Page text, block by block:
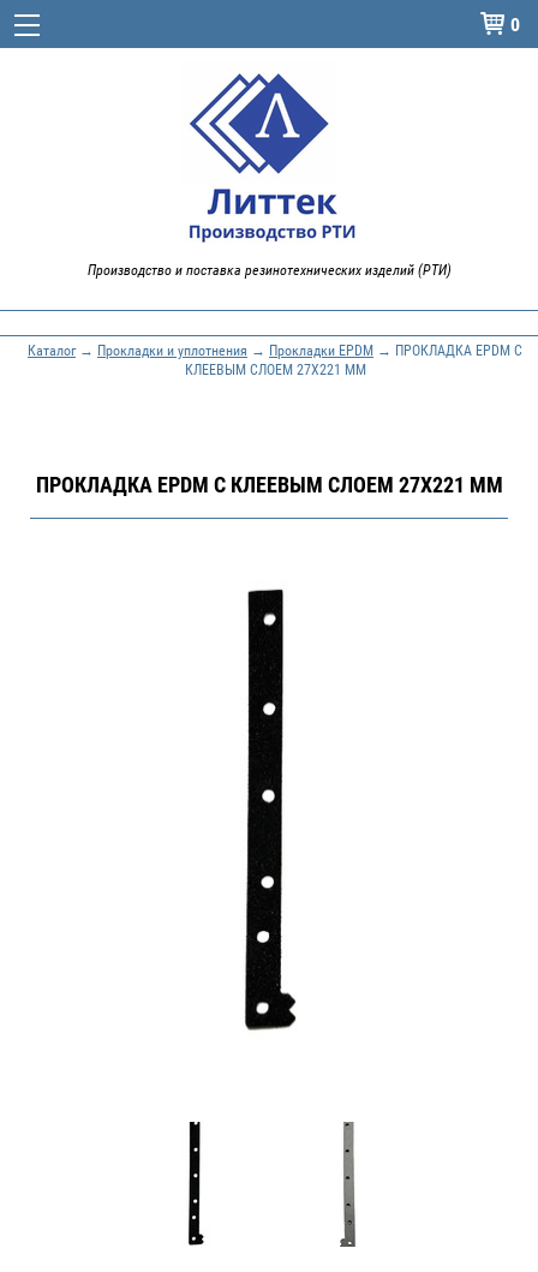
 0
Производство и поставка резинотехнических изделий (РТИ)
Каталог→ Прокладки и уплотнения → Прокладки EPDM → ПРОКЛАДКА EPDM С
КЛЕЕВЫМ СЛОЕМ 27X221 ММ
ПРОКЛАДКА EPDM С КЛЕЕВЫМ СЛОЕМ 27X221 ММ